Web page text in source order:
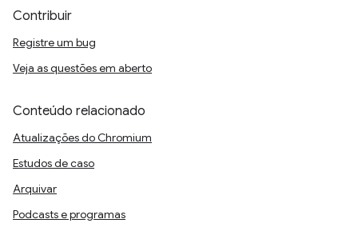
Contribuir
Registre um bug
Veja as questões em aberto
Conteúdo relacionado
Atualizações do Chromium
Estudos de caso
Arquivar
Podcasts e programas